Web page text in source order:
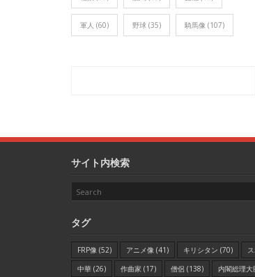
軍人 (60) 野球 (35) 騎馬像 (107)
サイト内検索
タグ
FRP像 (52) アニメ像 (41) キリシタン (70)
中華 (26) 作曲家 (17) 僧侶 (138) 内閣総理大